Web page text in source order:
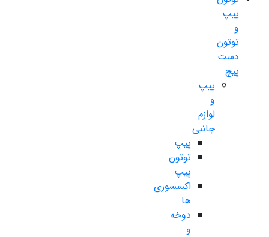
پیپ
و
توتون
دست
پیچ
پیپ
و
لوازم
جانبی
پیپ
توتون
پیپ
اکسسوری
ها..
دوخه
و